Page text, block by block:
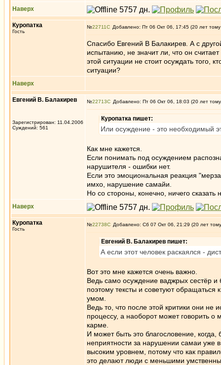
Наверх
Куропатка
Гость
№22711 Добавлено: Пт 06 Окт 06, 17:45 (20 лет
Спасибо Евгений В Балакирев. А с
испытанию, не значит ли, что он
этой ситуации не стоит осуждать
ситуации?
Наверх
Евгений В. Балакирев
Зарегистрирован: 11.04.2006
Суждений: 561
№22713 Добавлено: Пт 06 Окт 06, 18:03 (20 лет
Куропатка пишет:
Или осуждение - это необходимый
Как мне кажется.
Если понимать под осуждением
нарушителя - ошибки нет.
Если это эмоциональная реакция
имхо, нарушение самайи.
Но со стороны, конечно, ничего
Наверх
Куропатка
Гость
№22738 Добавлено: Сб 07 Окт 06, 21:29 (20 лет
Евгений В. Балакирев пишет:
А если этот человек раскаялся -
Вот это мне кажется очень важно.
Ведь само осуждение ваджрых сестёр
поэтому тексты и советуют обращаться
умом.
Ведь то, что после этой критики они не
процессу, а наоборот может говорить о
карме.
И может быть это благословение,
неприятности за нарушении самаи уже
высоким уровнем, потому что как
это делают люди с меньшими